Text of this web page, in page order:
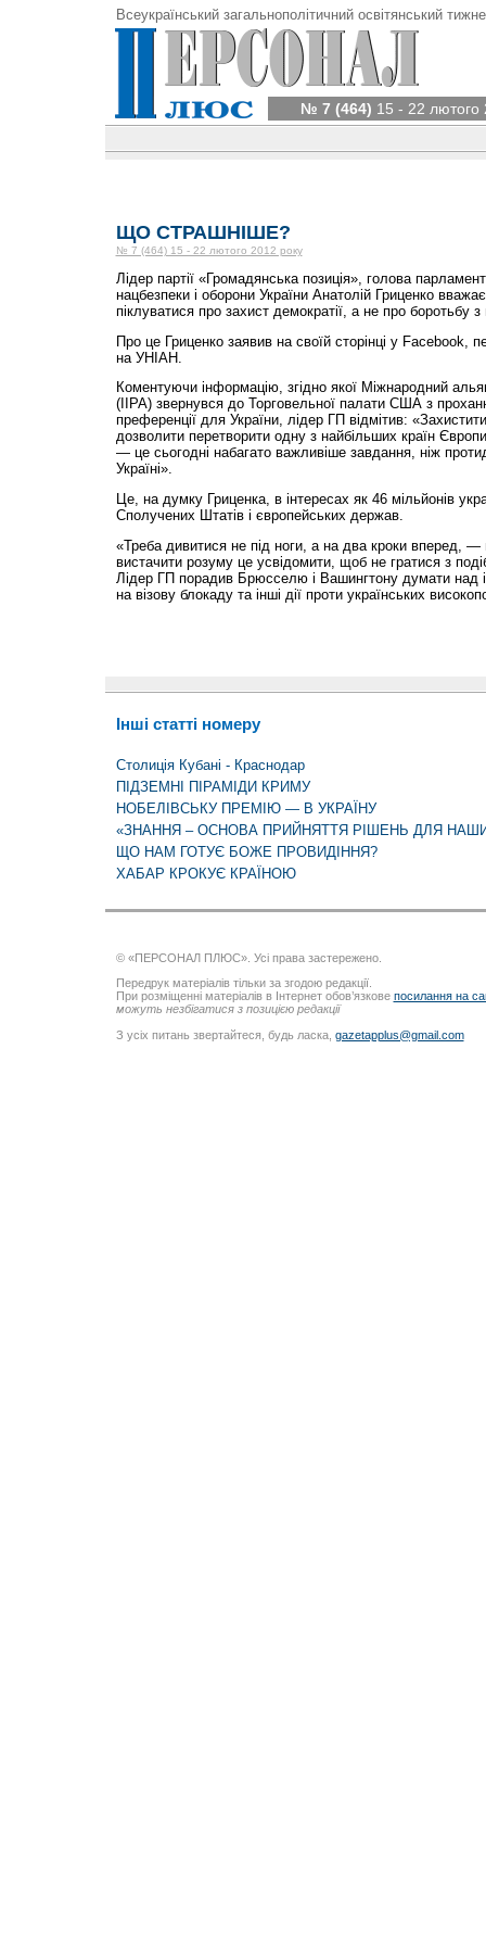
Всеукраїнський загальнополітичний освітянський
№ 7 (464) 15 - 22 лютого
ЩО СТРАШНІШЕ?
№ 7 (464) 15 - 22 лютого 2012 року
Лідер партії «Громадянська позиція», голова
нацбезпеки і оборони України Анатолій Гриценко
піклуватися про захист демократії, а не про боротьбу з
Про це Гриценко заявив на своїй сторінці у Facebook,
на УНІАН.
Коментуючи інформацію, згідно якої Міжнародний
(IIPA) звернувся до Торговельної палати США з
преференції для України, лідер ГП відмітив:
дозволити перетворити одну з найбільших країн
— це сьогодні набагато важливіше завдання, ніж
Україні».
Це, на думку Гриценка, в інтересах як 46 мільйонів
Сполучених Штатів і європейських держав.
«Треба дивитися не під ноги, а на два кроки вперед, —
вистачити розуму це усвідомити, щоб не гратися з
Лідер ГП порадив Брюсселю і Вашингтону думати над
на візову блокаду та інші дії проти українських
Інші статті номеру
Столиція Кубані - Краснодар
ПІДЗЕМНІ ПІРАМІДИ КРИМУ
НОБЕЛІВСЬКУ ПРЕМІЮ — В УКРАЇНУ
«ЗНАННЯ – ОСНОВА ПРИЙНЯТТЯ РІШЕНЬ ДЛЯ
ЩО НАМ ГОТУЄ БОЖЕ ПРОВИДІННЯ?
ХАБАР КРОКУЄ КРАЇНОЮ
© «ПЕРСОНАЛ ПЛЮС». Усі права застережено.
Передрук матеріалів тільки за згодою редакції.
При розміщенні матеріалів в Інтернет обов’язкове посилання на
можуть незбігатися з позицією редакції
З усіх питань звертайтеся, будь ласка, gazetapplus@gmail.com